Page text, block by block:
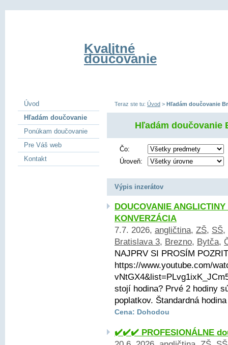
Kvalitné
doučovanie
Teraz ste tu: Úvod > Hľadám doučovanie
Hľadám doučovanie
Čo:
Úroveň:
Výpis inzerátov
DOUCOVANIE
KONVERZÁCIA
7.7. 2026, angličtina, ZŠ, SŠ,
Bratislava 3, Brezno, Bytča,
NAJPRV SI PROSÍM
https://www.youtube.com/
stojí hodina? Prvé 2 hodiny
poplatkov. Štandardná
Cena: Dohodou
✔️✔️✔️ PROFESIONÁLNE
Úvod
Hľadám doučovanie
Ponúkam doučovanie
Pre Váš web
Kontakt